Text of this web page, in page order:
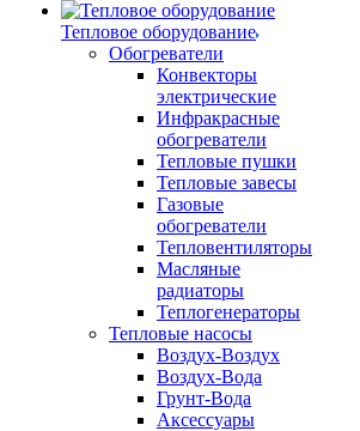
Тепловое оборудование
Обогреватели
Конвекторы
электрические
Инфракрасные
обогреватели
Тепловые пушки
Тепловые завесы
Газовые
обогреватели
Тепловентиляторы
Масляные
радиаторы
Теплогенераторы
Тепловые насосы
Воздух-Воздух
Воздух-Вода
Грунт-Вода
Аксессуары